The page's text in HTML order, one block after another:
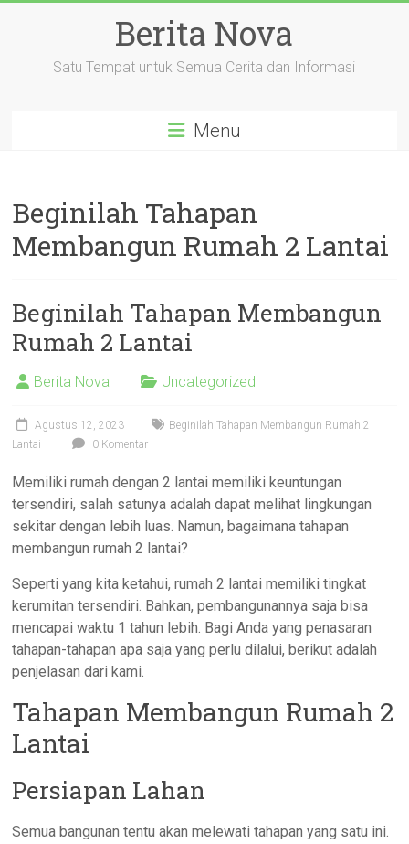
Berita Nova
Satu Tempat untuk Semua Cerita dan Informasi
Menu
Beginilah Tahapan
Membangun Rumah 2 Lantai
Beginilah Tahapan Membangun
Rumah 2 Lantai
Berita Nova Uncategorized
Agustus 12, 2023
Beginilah Tahapan Membangun Rumah 2
Lantai
0 Komentar
Memiliki rumah dengan 2 lantai memiliki keuntungan
tersendiri, salah satunya adalah dapat melihat lingkungan
sekitar dengan lebih luas. Namun, bagaimana tahapan
membangun rumah 2 lantai?
Seperti yang kita ketahui, rumah 2 lantai memiliki tingkat
kerumitan tersendiri. Bahkan, pembangunannya saja bisa
mencapai waktu 1 tahun lebih. Bagi Anda yang penasaran
tahapan-tahapan apa saja yang perlu dilalui, berikut adalah
penjelasan dari kami.
Tahapan Membangun Rumah 2
Lantai
Persiapan Lahan
Semua bangunan tentu akan melewati tahapan yang satu ini.